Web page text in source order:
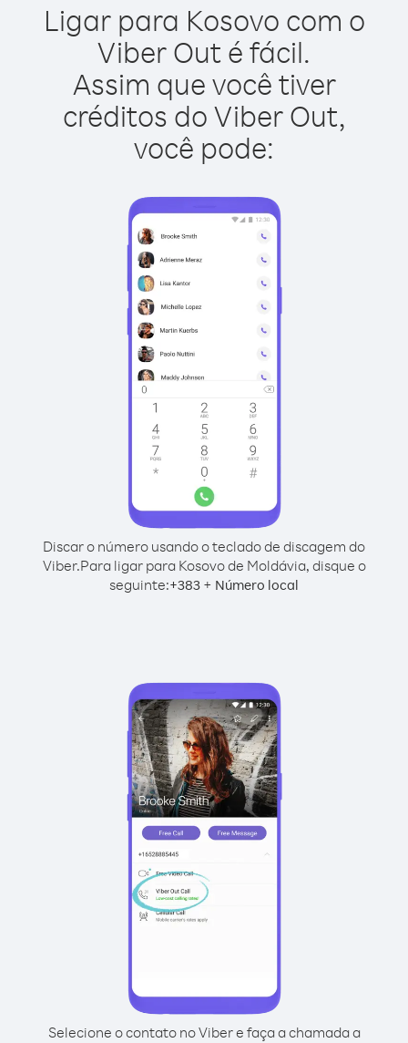
Ligar para Kosovo com o
Viber Out é fácil.
Assim que você tiver
créditos do Viber Out,
você pode:
Discar o número usando o teclado de discagem do
Viber.Para ligar para Kosovo de Moldávia, disque o
seguinte:+383 + Número local
Selecione o contato no Viber e faça a chamada a